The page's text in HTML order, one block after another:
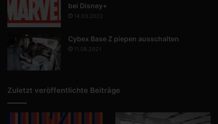
bei Disney+
14.03.2022
Cybex Base Z piepen ausschalten
11.08.2021
Zuletzt veröffentlichte Beiträge